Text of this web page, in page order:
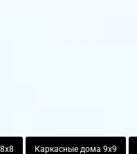
Каркасные дома 9х9